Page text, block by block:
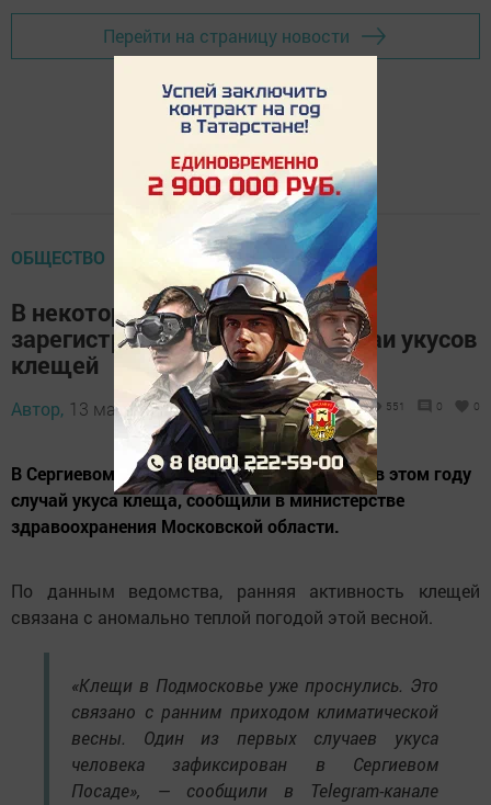
Перейти на страницу новости
ОБЩЕСТВО
В некоторых регионах России
зарегистрированы первые случаи укусов
клещей
Автор, 13 марта 2025 - 09:20 551 0 0
В Сергиевом Посаде зафиксирован первый в этом году
случай укуса клеща, сообщили в министерстве
здравоохранения Московской области.
По данным ведомства, ранняя активность клещей
связана с аномально теплой погодой этой весной.
«Клещи в Подмосковье уже проснулись. Это
связано с ранним приходом климатической
весны. Один из первых случаев укуса
человека зафиксирован в Сергиевом
Посаде», — сообщили в Telegram-канале